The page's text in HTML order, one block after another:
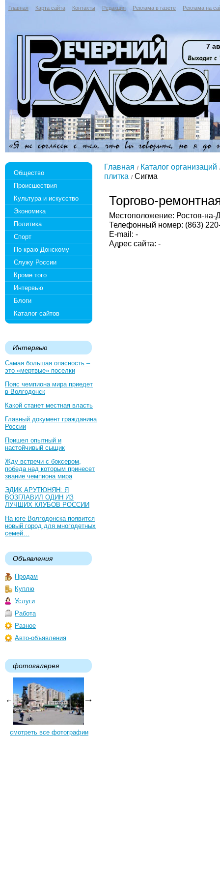
Главная Карта сайта Контакты Редакция Реклама в газете Реклама на
7
Общество
Происшествия
Культура и искусство
Экономика
Политика
Спорт
По краю Донскому
Служу России
Кроме того
Интервью
Блоги
Каталог сайтов
Интервью
Самая большая опасность –
это «мертвые» поселки
Пояс чемпиона мира приедет
в Волгодонск
Какой станет местная власть
Главный документ гражданина
России
Пришел опытный и
настойчивый сыщик
Жду встречи с боксером,
победа над которым принесет
звание чемпиона мира
ЭДИК АРУТЮНЯН: Я
ВОЗГЛАВИЛ ОДИН ИЗ
ЛУЧШИХ КЛУБОВ РОССИИ
На юге Волгодонска появится
новый город для многодетных
семей…
Объявления
Продам
Куплю
Услуги
Работа
Разное
Авто-объявления
фотогалерея
смотреть все фотографии
Главная
Каталог организаций
плитка
Сигма
Торгово-
Местоположение: Ростов-на-
Телефонный номер: (863)
E-mail: -
Адрес сайта: -